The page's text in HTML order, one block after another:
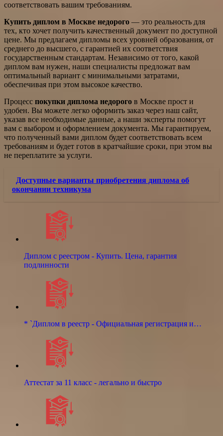
соответствовать вашим требованиям.
Купить диплом в Москве недорого — это реальность для
тех, кто хочет получить качественный документ по доступной
цене. Мы предлагаем дипломы всех уровней образования, от
среднего до высшего, с гарантией их соответствия
государственным стандартам. Независимо от того, какой
диплом вам нужен, наши специалисты предложат вам
оптимальный вариант с минимальными затратами,
обеспечивая при этом высокое качество.
Процесс покупки диплома недорого в Москве прост и
удобен. Вы можете легко оформить заказ через наш сайт,
указав все необходимые данные, а наши эксперты помогут
вам с выбором и оформлением документа. Мы гарантируем,
что полученный вами диплом будет соответствовать всем
требованиям и будет готов в кратчайшие сроки, при этом вы
не переплатите за услуги.
Доступные варианты приобретения диплома об
окончании техникума
Диплом с реестром - Купить. Цена, гарантия
подлинности
* `Диплом в реестр - Официальная регистрация и…
Аттестат за 11 класс - легально и быстро